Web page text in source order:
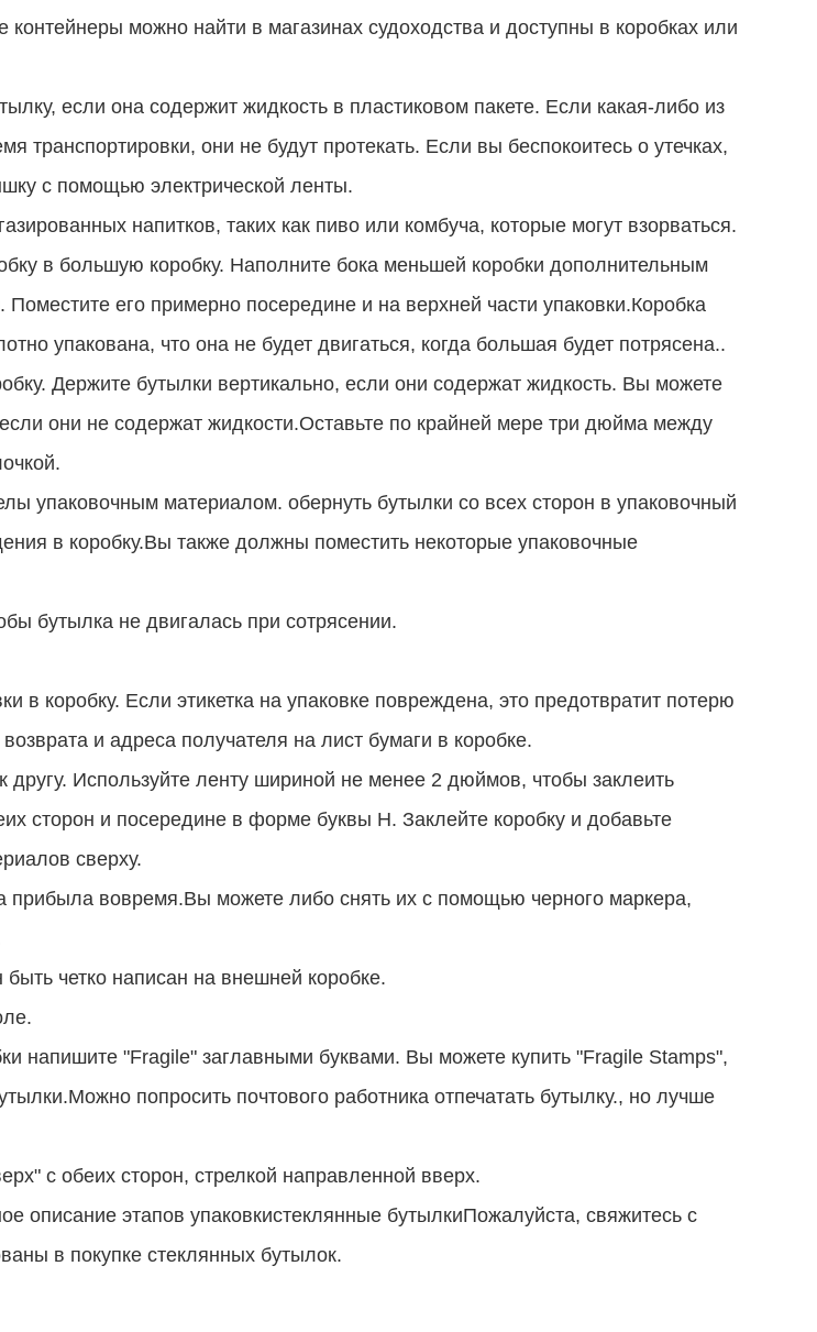
контейнеры можно найти в магазинах судоходства и доступны в коробках или
если она содержит жидкость в пластиковом пакете. Если какая-либо из
транспортировки, они не будут протекать. Если вы беспокоитесь о утечках,
с помощью электрической ленты.
напитков, таких как пиво или комбуча, которые могут взорваться.
в большую коробку. Наполните бока меньшей коробки дополнительным
его примерно посередине и на верхней части упаковки.Коробка
упакована, что она не будет двигаться, когда большая будет потрясена..
Держите бутылки вертикально, если они содержат жидкость. Вы можете
они не содержат жидкости.Оставьте по крайней мере три дюйма между
упаковочным материалом. обернуть бутылки со всех сторон в упаковочный
в коробку.Вы также должны поместить некоторые упаковочные
бутылка не двигалась при сотрясении.
в коробку. Если этикетка на упаковке повреждена, это предотвратит потерю
и адреса получателя на лист бумаги в коробке.
другу. Используйте ленту шириной не менее 2 дюймов, чтобы заклеить
сторон и посередине в форме буквы H. Заклейте коробку и добавьте
сверху.
прибыла вовремя.Вы можете либо снять их с помощью черного маркера,
четко написан на внешней коробке.
напишите "Fragile" заглавными буквами. Вы можете купить "Fragile Stamps",
попросить почтового работника отпечатать бутылку., но лучше
с обеих сторон, стрелкой направленной вверх.
описание этапов упаковкистеклянные бутылкиПожалуйста, свяжитесь с
в покупке стеклянных бутылок.